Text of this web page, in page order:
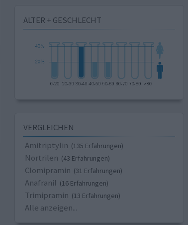
ALTER + GESCHLECHT
VERGLEICHEN
Amitriptylin (135 Erfahrungen)
Nortrilen (43 Erfahrungen)
Clomipramin (31 Erfahrungen)
Anafranil (16 Erfahrungen)
Trimipramin (13 Erfahrungen)
Alle anzeigen...